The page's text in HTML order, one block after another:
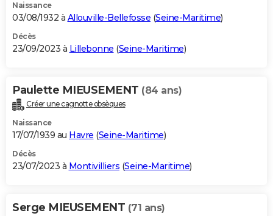
Naissance
03/08/1932 à Allouville-Bellefosse (Seine-Maritime)
Décès
23/09/2023 à Lillebonne (Seine-Maritime)
Paulette MIEUSEMENT (84 ans)
Créer une cagnotte obsèques
Naissance
17/07/1939 au Havre (Seine-Maritime)
Décès
23/07/2023 à Montivilliers (Seine-Maritime)
Serge MIEUSEMENT (71 ans)